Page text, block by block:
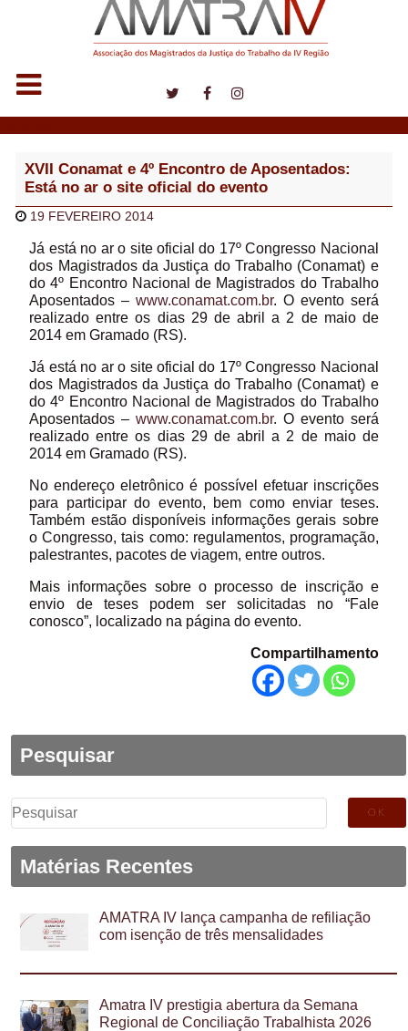
XVII Conamat e 4º Encontro de Aposentados:
Está no ar o site oficial do evento
19 FEVEREIRO 2014
Já está no ar o site oficial do 17º Congresso Nacional
dos Magistrados da Justiça do Trabalho (Conamat) e
do 4º Encontro Nacional de Magistrados do Trabalho
Aposentados –www.conamat.com.br. O evento será
realizado entre os dias 29 de abril a 2 de maio de
2014 em Gramado (RS).
Já está no ar o site oficial do 17º Congresso Nacional
dos Magistrados da Justiça do Trabalho (Conamat) e
do 4º Encontro Nacional de Magistrados do Trabalho
Aposentados –www.conamat.com.br. O evento será
realizado entre os dias 29 de abril a 2 de maio de
2014 em Gramado (RS).
No endereço eletrônico é possível efetuar inscrições
para participar do evento, bem como enviar teses.
Também estão disponíveis informações gerais sobre
o Congresso, tais como: regulamentos, programação,
palestrantes, pacotes de viagem, entre outros.
Mais informações sobre o processo de inscrição e
envio de teses podem ser solicitadas no “Fale
conosco”, localizado na página do evento.
Compartilhamento
Pesquisar
Pesquisar
por:
Matérias Recentes
AMATRA IV lança campanha de refiliação
com isenção de três mensalidades
Amatra IV prestigia abertura da Semana
Regional de Conciliação Trabalhista 2026